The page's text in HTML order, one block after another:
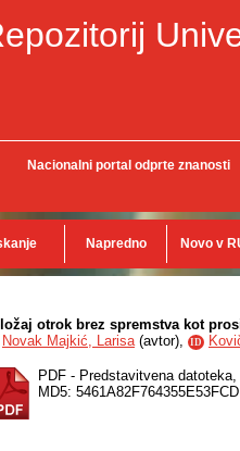
Nacionalni portal odprte znanosti
Napredno Novo v
otrok brez spremstva kot
Novak Majkić, Larisa(avtor), ID
PDF - Predstavitvena datoteka,
MD5: